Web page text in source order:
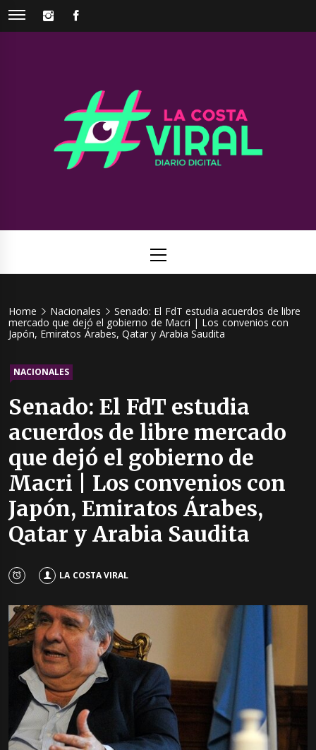
Skip
INSTAGRAM
Viral
Menu
Home Nacionales
Senado: El FdT estudia acuerdos de libre
mercado que dejó el gobierno de Macri | Los convenios con
Japón, Emiratos Árabes, Qatar y Arabia Saudita
NACIONALES
Senado: El FdT estudia
acuerdos de libre mercado
que dejó el gobierno de
Macri | Los convenios con
Japón, Emiratos Árabes,
Qatar y Arabia Saudita
LA COSTA VIRAL